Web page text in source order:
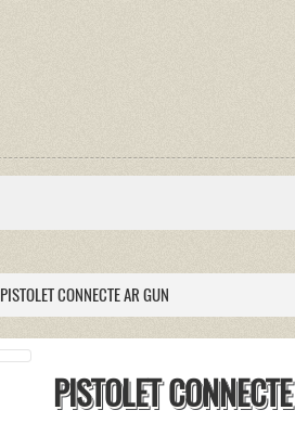
PISTOLET CONNECTE AR GUN
PISTOLET